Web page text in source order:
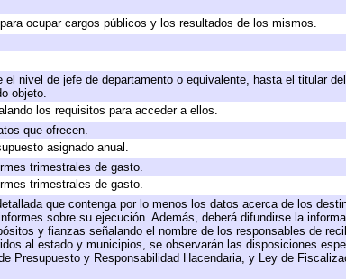
ocupar cargos públicos y los resultados de los mismos.
nivel de jefe de departamento o equivalente, hasta el titular
objeto.
los requisitos para acceder a ellos.
que ofrecen.
asignado anual.
trimestrales de gasto.
trimestrales de gasto.
que contenga por lo menos los datos acerca de los
sobre su ejecución. Además, deberá difundirse la
y fianzas señalando el nombre de los responsables de
al estado y municipios, se observarán las disposiciones
Presupuesto y Responsabilidad Hacendaria, y Ley de